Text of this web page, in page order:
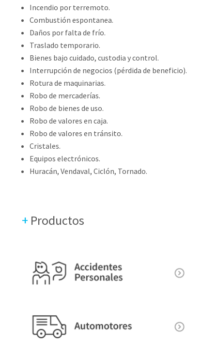
Incendio por terremoto.
Combustión espontanea.
Daños por falta de frío.
Traslado temporario.
Bienes bajo cuidado, custodia y control.
Interrupción de negocios (pérdida de beneficio).
Rotura de maquinarias.
Robo de mercaderías.
Robo de bienes de uso.
Robo de valores en caja.
Robo de valores en tránsito.
Cristales.
Equipos electrónicos.
Huracán, Vendaval, Ciclón, Tornado.
+ Productos